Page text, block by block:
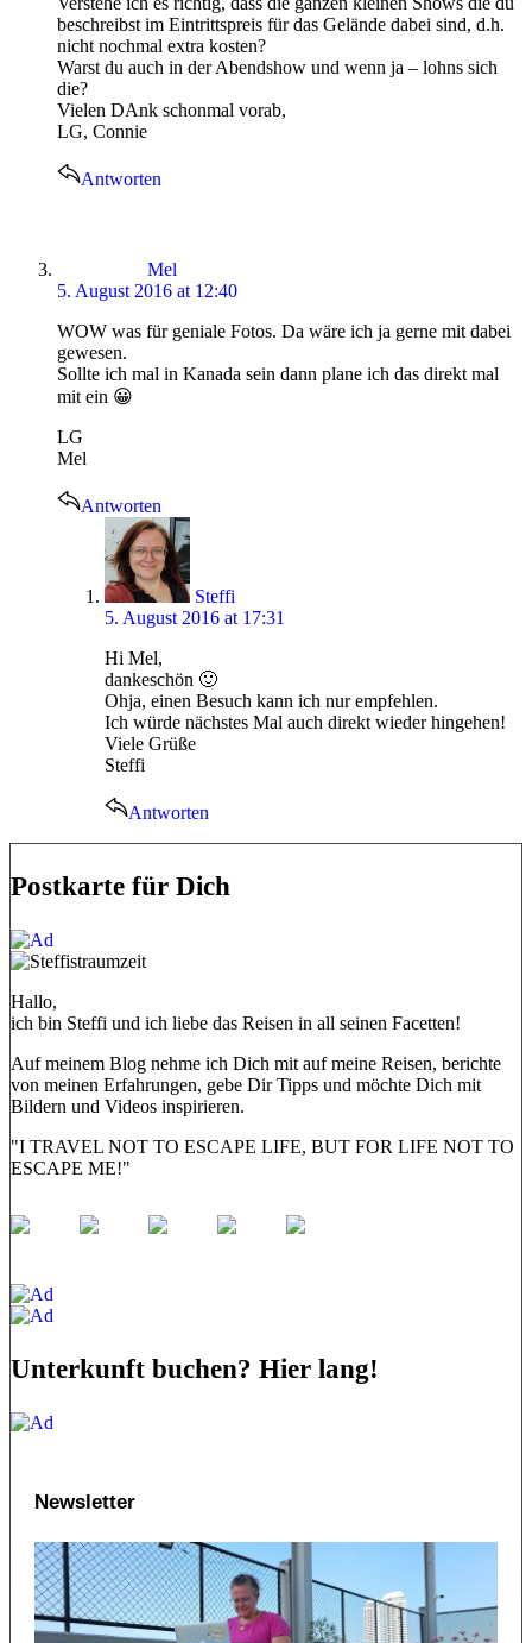
beschreibst im Eintrittspreis für das Gelände dabei sind, d.h.
nicht nochmal extra kosten?
Warst du auch in der Abendshow und wenn ja – lohns sich
die?
Vielen DAnk schonmal vorab,
LG, Connie
Antworten
Mel
5. August 2016 at 12:40
WOW was für geniale Fotos. Da wäre ich ja gerne mit dabei
gewesen.
Sollte ich mal in Kanada sein dann plane ich das direkt mal
mit ein 😀
LG
Mel
Antworten
says:
Steffi
5. August 2016 at 17:31
Hi Mel,
dankeschön 🙂
Ohja, einen Besuch kann ich nur empfehlen.
Ich würde nächstes Mal auch direkt wieder hingehen!
Viele Grüße
Steffi
Antworten
Postkarte für Dich
Hallo,
ich bin Steffi und ich liebe das Reisen in all seinen Facetten!
Auf meinem Blog nehme ich Dich mit auf meine Reisen, berichte
von meinen Erfahrungen, gebe Dir Tipps und möchte Dich mit
Bildern und Videos inspirieren.
"I TRAVEL NOT TO ESCAPE LIFE, BUT FOR LIFE NOT TO
ESCAPE ME!"
Unterkunft buchen? Hier lang!
Newsletter